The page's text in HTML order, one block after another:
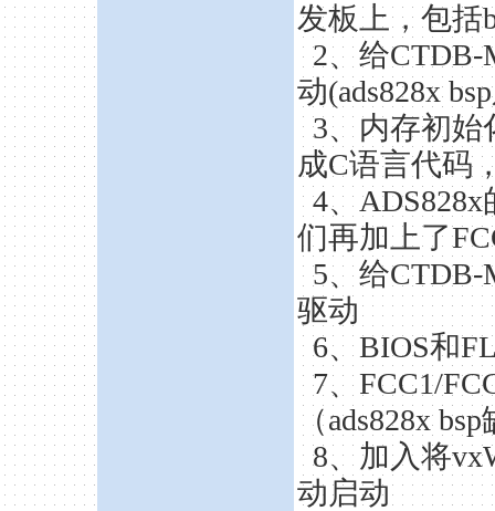
发板上，包括
2、给CTDB-
动(ads828x
3、内存初始
成C语言代码
4、ADS828x
们再加上了
5、给CTDB-
驱动
6、BIOS和
7、FCC1/
（ads828x
8、加入将
动启动